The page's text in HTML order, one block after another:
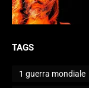
TAGS
1 guerra mondiale